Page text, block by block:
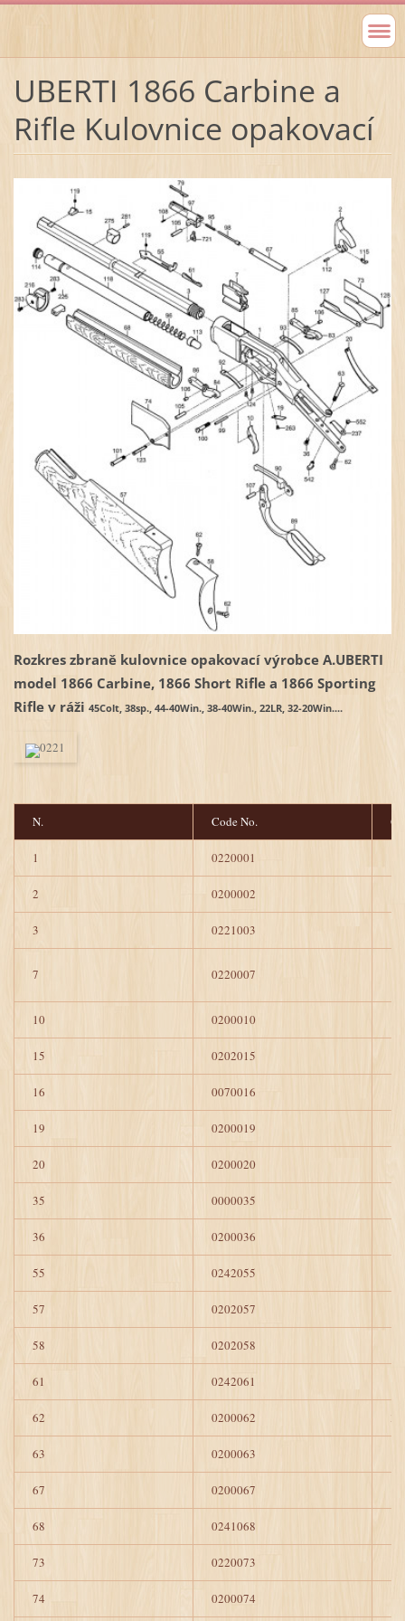
UBERTI 1866 Carbine a
Rifle Kulovnice opakovací
Rozkres zbraně kulovnice opakovací výrobce A.UBERTI
model 1866 Carbine, 1866 Short Rifle a 1866 Sporting
Rifle v ráži 45Colt, 38sp., 44-40Win., 38-40Win., 22LR, 32-20Win....
N. Code No.
1 0220001
2 0200002
3 0221003
7 0220007
10 0200010
15 0202015
16 0070016
19 0200019
20 0200020
35 0000035
36 0200036
55 0242055
57 0202057
58 0202058
61 0242061
62 0200062 3
63 0200063
67 0200067
68 0241068
73 0220073
74 0200074